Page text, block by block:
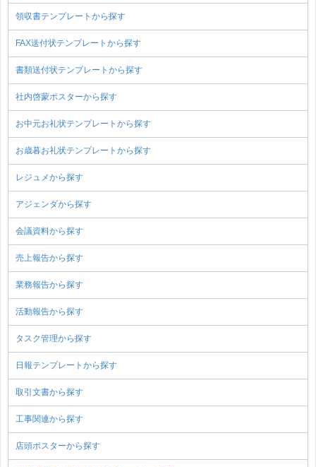
領収書テンプレートから探す
FAX送付状テンプレートから探す
書類送付状テンプレートから探す
社内啓蒙ポスターから探す
お中元お礼状テンプレートから探す
お歳暮お礼状テンプレートから探す
レジュメから探す
アジェンダから探す
会議資料から探す
売上報告から探す
業務報告から探す
活動報告から探す
タスク管理から探す
日報テンプレートから探す
取引文書から探す
工事関連から探す
店頭ポスターから探す